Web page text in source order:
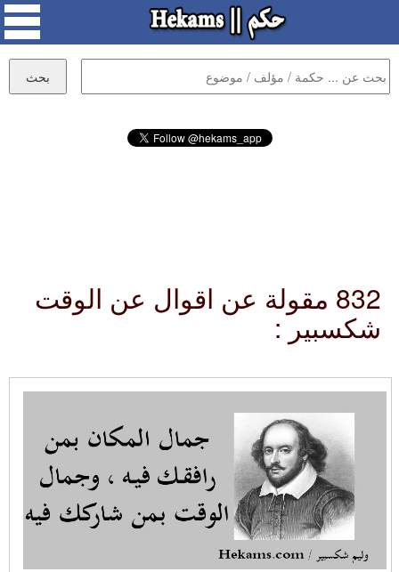
832 مقولة عن اقوال عن الوقت
شكسبير :